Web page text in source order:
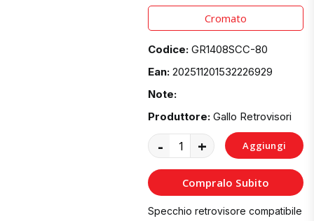
Cromato
Codice: GR1408SCC-80
Ean: 202511201532226929
Note:
Produttore: Gallo Retrovisori
- + Aggiungi
al
Carrello
Compralo Subito
Specchio retrovisore compatibile